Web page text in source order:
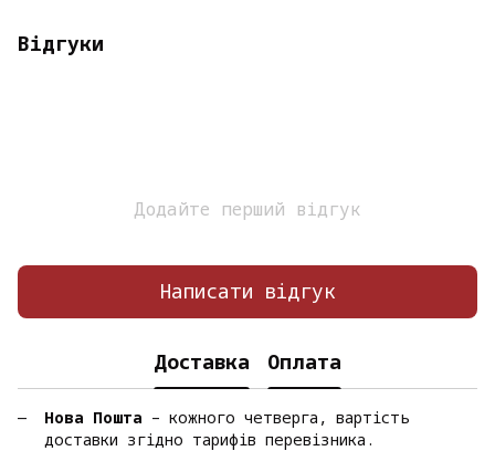
Відгуки
Додайте перший відгук
Написати відгук
Доставка Оплата
Нова Пошта – кожного четверга, вартість
доставки згідно тарифів перевізника.